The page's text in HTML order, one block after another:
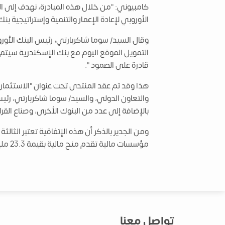
الأوروبي لإعادة الإعمار والتنمية
وقال السيد/ سوما شاكربارتي، رئيس البنك
التمويل الموقع اليوم مع بنك الإسكندرية
قادرة على الصمود ".
هذا وقد تم عقد المنتدى تحت عنوان "الاستثمار
والتعاون الدولي، والسيد/ سوما شاكربارتي،
بالإضافة إلى عدد من البنوك الأخرى، وصناع
مؤسسات مالية تقدم منح مالية بقيمة 23.3 مليون يورو من خلال ألية تسهيل الاستثمار في دول الجوار الأوروبي.
تواصل معنا